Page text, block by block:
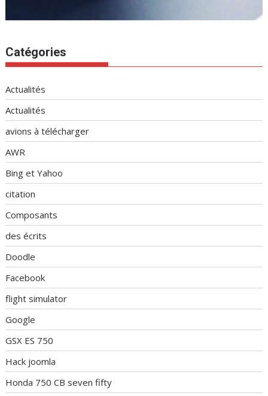
Catégories
Actualités
Actualités
avions à télécharger
AWR
Bing et Yahoo
citation
Composants
des écrits
Doodle
Facebook
flight simulator
Google
GSX ES 750
Hack joomla
Honda 750 CB seven fifty